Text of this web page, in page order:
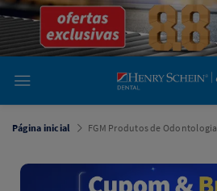
emDental
Cremer -
Henry Schein
Laboratório
Laboratório
emDental
Henry Schein
Equipamentos
Página inicial FGM Produtos de Odontologia